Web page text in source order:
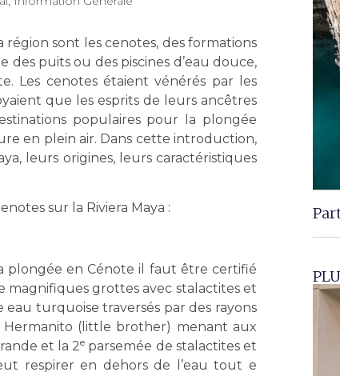
région sont les cenotes, des formations
puits ou des piscines d’eau douce,
Les cenotes étaient vénérés par les
que les esprits de leurs ancêtres
populaires pour la plongée
en plein air. Dans cette introduction,
leurs origines, leurs caractéristiques
sur la Riviera Maya :
plongée en Cénote il faut être certifié
grottes avec stalactites et
turquoise traversés par des rayons
(little brother) menant aux
et la 2e parsemée de stalactites et
respirer en dehors de l’eau tout e